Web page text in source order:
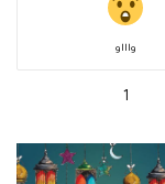
واااو
1